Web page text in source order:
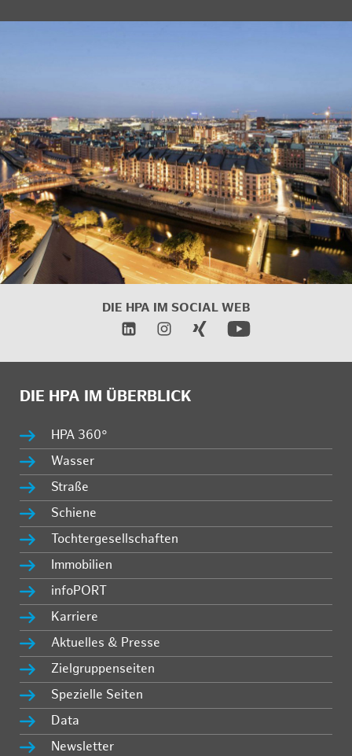
DIE HPA IM SOCIAL WEB
DIE HPA IM ÜBERBLICK
HPA 360°
Wasser
Straße
Schiene
Tochtergesellschaften
Immobilien
infoPORT
Karriere
Aktuelles & Presse
Zielgruppenseiten
Spezielle Seiten
Data
Newsletter